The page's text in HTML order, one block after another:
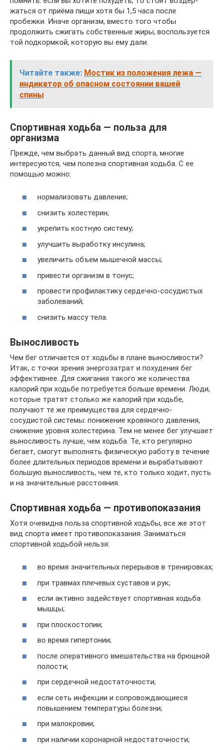
жаться от приёма пищи хотя бы 1,5 часа после
пробежки. Иначе организм, вместо того чтобы
продолжить сжигать собственные жиры, воспользуется
той подкормкой, которую вы ему дали.
Читайте также: Мостик из положения лежа —
индикатор об опасном состоянии вашей
спины
Спортивная ходьба — польза для
организма
Прежде, чем выбрать данный вид спорта, многие
интересуются, чем полезна спортивная ходьба. С ее
помощью можно:
нормализовать давление;
снизить холестерин;
укрепить костную систему;
улучшить выработку инсулина;
увеличить объем мышечной массы;
привести организм в тонус;
провести профилактику сердечно-сосудистых
заболеваний;
снизить массу тела.
Выносливость
Чем бег отличается от ходьбы в плане выносливости?
Итак, с точки зрения энергозатрат и похудения бег
эффективнее. Для сжигания такого же количества
калорий при ходьбе потребуется больше времени. Люди,
которые тратят столько же калорий при ходьбе,
получают те же преимущества для сердечно-
сосудистой системы: понижение кровяного давления,
снижение уровня холестерина. Тем не менее бег улучшает
выносливость лучше, чем ходьба. Те, кто регулярно
бегает, смогут выполнять физическую работу в течение
более длительных периодов времени и вырабатывают
большую выносливость, чем те, кто только ходит, пусть
и на значительные расстояния.
Спортивная ходьба — противопоказания
Хотя очевидна польза спортивной ходьбы, все же этот
вид спорта имеет противопоказания. Заниматься
спортивной ходьбой нельзя:
во время значительных перерывов в тренировках;
при травмах плечевых суставов и рук;
если активно задействует спортивная ходьба
мышцы;
при плоскостопии;
во время гипертонии;
после оперативного вмешательства на брюшной
полости;
при сердечной недостаточности;
если сеть инфекции и сопровождающиеся
повышением температуры болезни;
при малокровии;
при наличии коронарной недостаточности;